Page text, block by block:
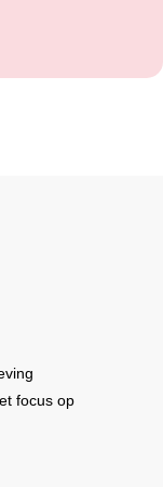
focus op